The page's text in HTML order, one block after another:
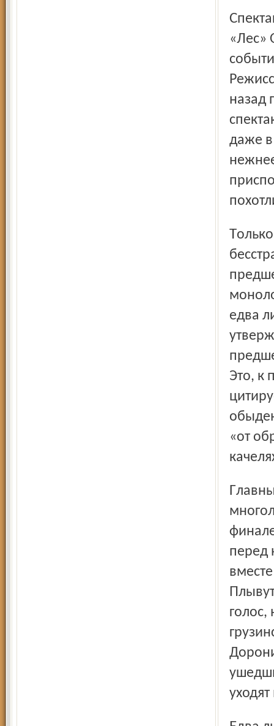
Спектакль петербургского БДТ им. Г. А. Товстоногова -
«Лес»
назад
даже в
Только очень большой мастер, мудрый и одновременно
едва
Это, к
«от
Главный же «поклон» традиции этого театра и его
перед